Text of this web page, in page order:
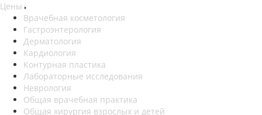
Цены
Врачебная косметология
Гастроэнтерология
Дерматология
Кардиология
Контурная пластика
Лабораторные исследования
Неврология
Общая врачебная практика
Общая хирургия взрослых и детей